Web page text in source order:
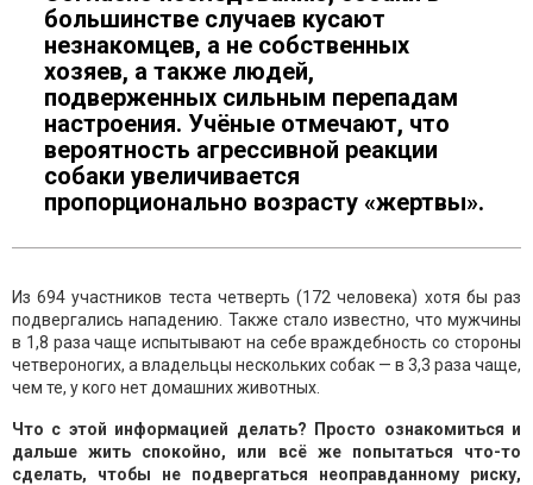
большинстве случаев кусают
незнакомцев, а не собственных
хозяев, а также людей,
подверженных сильным перепадам
настроения. Учёные отмечают, что
вероятность агрессивной реакции
собаки увеличивается
пропорционально возрасту «жертвы».
Из 694 участников теста четверть (172 человека) хотя бы раз
подвергались нападению. Также стало известно, что мужчины
в 1,8 раза чаще испытывают на себе враждебность со стороны
четвероногих, а владельцы нескольких собак — в 3,3 раза чаще,
чем те, у кого нет домашних животных.
Что с этой информацией делать? Просто ознакомиться и
дальше жить спокойно, или всё же попытаться что-то
сделать, чтобы не подвергаться неоправданному риску,